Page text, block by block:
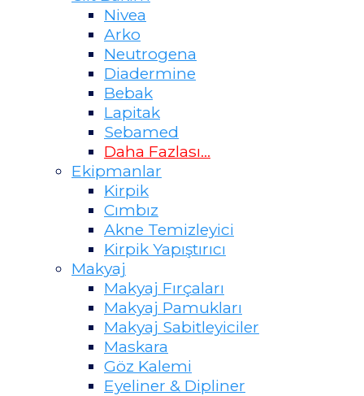
Nivea
Arko
Neutrogena
Diadermine
Bebak
Lapitak
Sebamed
Daha Fazlası…
Ekipmanlar
Kirpik
Cımbız
Akne Temizleyici
Kirpik Yapıştırıcı
Makyaj
Makyaj Fırçaları
Makyaj Pamukları
Makyaj Sabitleyiciler
Maskara
Göz Kalemi
Eyeliner & Dipliner